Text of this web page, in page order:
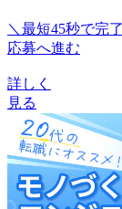
＼最短45秒で完
応募へ進む
詳しく
見る